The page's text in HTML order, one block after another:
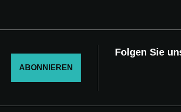
ABONNIEREN
Folgen Sie